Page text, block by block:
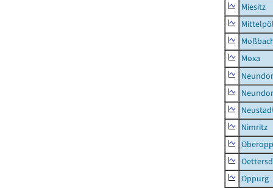
Miesitz
Moxa
Nimritz
Oppurg